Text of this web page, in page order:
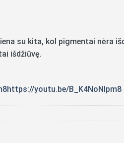
su kita, kol pigmentai nėra
išdžiūvę.
https://youtu.be/B_K4NoNlpm8